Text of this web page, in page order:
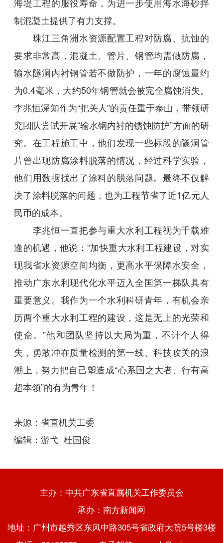
制混凝土提供了有力支撑。
珠江三角洲水资源配置工程对防腐、抗蚀的
要求非常高，混凝土、管片、钢管均需做防腐，
输水隧洞内衬钢管若不做防护，一年的腐蚀量约
为0.4毫米，大约50年钢管就会被完全腐蚀消失。
李兆恒深知作为“把关人”的责任重于泰山，带领研
究团队尝试开展“输水钢内衬的锈蚀防护”方面的研
究。在工程施工中，他们发现一些标段的隧洞管
片曾出现防腐涂料脱落的情况，经过科学实验，
他们用数据找出了涂料的脱落问题。最终不仅解
决了涂料脱落的问题，也为工程节省了近1亿元人
民币的成本。
李兆恒一直把参与重大水利工程视为千载难
逢的机遇，他说：“加快重大水利工程建设，对实
现我省水资源空间均衡，更高水平保障水安全，
推动广东水利现代化水平迈入全国第一梯队具有
重要意义。我作为一个水利科研青年，有机会亲
历两个重大水利工程的建设，这是无上的光荣和
使命。”他和团队坚持以大局为重，不计个人得
失，勇敢冲在质量检测的第一线、科技攻关的浪
潮上，努力把自己塑造成“心系国之大者、行有高
超本领”的有为青年！
来源：省直机关工委
编辑：游弋 杜国俊
主办：中共广东省直属机关工作委员会
承办：南方新闻网
地址：广州市越秀区东风中路305号省政府大院5号楼3楼